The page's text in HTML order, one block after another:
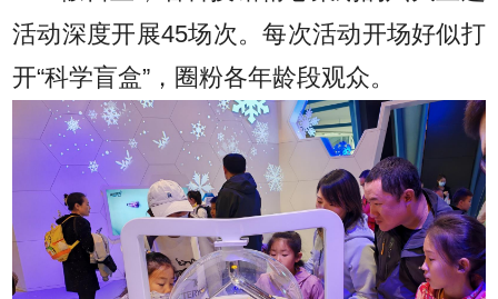
活动深度开展45场次。每次活动开场好似打
开“科学盲盒”，圈粉各年龄段观众。